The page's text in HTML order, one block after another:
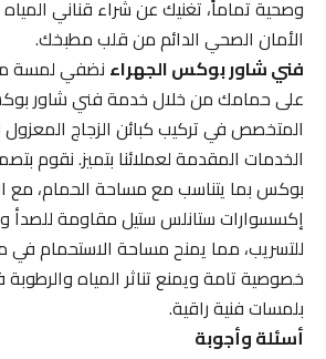
وصحية تماماً، تغنيك عن شراء قناني المياه
الأمان الصحي الدائم من قلب مطبخك.
فني شاور بوكس الجهراءنضفي لمسة من
على حمامك من خلال خدمة فني شاور بوكس
المتخصص في تركيب كبائن الزجاج المعزول
الخدمات المقدمة لعملائنا بتميز. نقوم
بوكس بما يتناسب مع مساحة الحمام، مع
إكسسوارات ستانلس ستيل مقاومة للصدأ
للتسريب، مما يمنح مساحة الاستحمام في
خصوصية تامة ويمنع تناثر المياه والرطوبة
بلمسات فنية راقية.
أسئلة وأجوبة